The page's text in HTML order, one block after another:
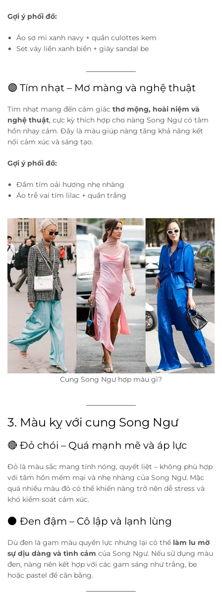
Gợi ý phối đồ:
Áo sơ mi xanh navy + quần culottes kem
Set váy liền xanh biển + giày sandal be
🟣 Tím nhạt – Mơ màng và nghệ thuật
Tím nhạt mang đến cảm giác thơ mộng, hoài niệm và
nghệ thuật, cực kỳ thích hợp cho nàng Song Ngư có tâm
hồn nhạy cảm. Đây là màu giúp nàng tăng khả năng kết
nối cảm xúc và sáng tạo.
Gợi ý phối đồ:
Đầm tím oải hương nhẹ nhàng
Áo trễ vai tím lilac + quần trắng
Cung Song Ngư hợp màu gì?
3. Màu kỵ với cung Song Ngư
🔴 Đỏ chói – Quá mạnh mẽ và áp lực
Đỏ là màu sắc mang tính nóng, quyết liệt – không phù hợp
với tâm hồn mềm mại và nhẹ nhàng của Song Ngư. Mặc
quá nhiều màu đỏ có thể khiến nàng trở nên dễ stress và
khó kiểm soát cảm xúc.
⚫ Đen đậm – Cô lập và lạnh lùng
Dù đen là gam màu quyền lực nhưng lại có thể làm lu mờ
sự dịu dàng và tình cảm của Song Ngư. Nếu sử dụng màu
đen, nàng nên kết hợp với các gam sáng như trắng, be
hoặc pastel để cân bằng.